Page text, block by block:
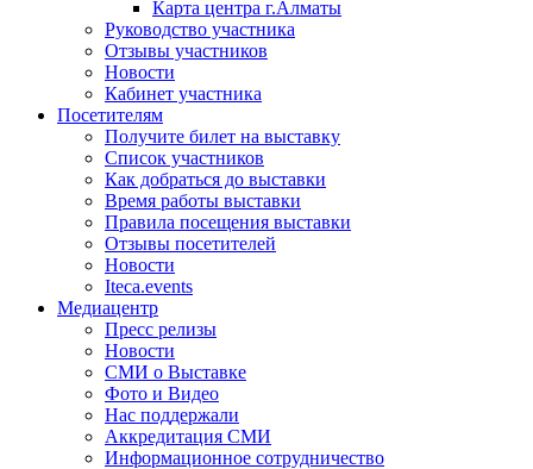
Карта центра г.Алматы
Руководство участника
Отзывы участников
Новости
Кабинет участника
Посетителям
Получите билет на выставку
Список участников
Как добраться до выставки
Время работы выставки
Правила посещения выставки
Отзывы посетителей
Новости
Iteca.events
Медиацентр
Пресс релизы
Новости
СМИ о Выставке
Фото и Видео
Нас поддержали
Аккредитация СМИ
Информационное сотрудничество